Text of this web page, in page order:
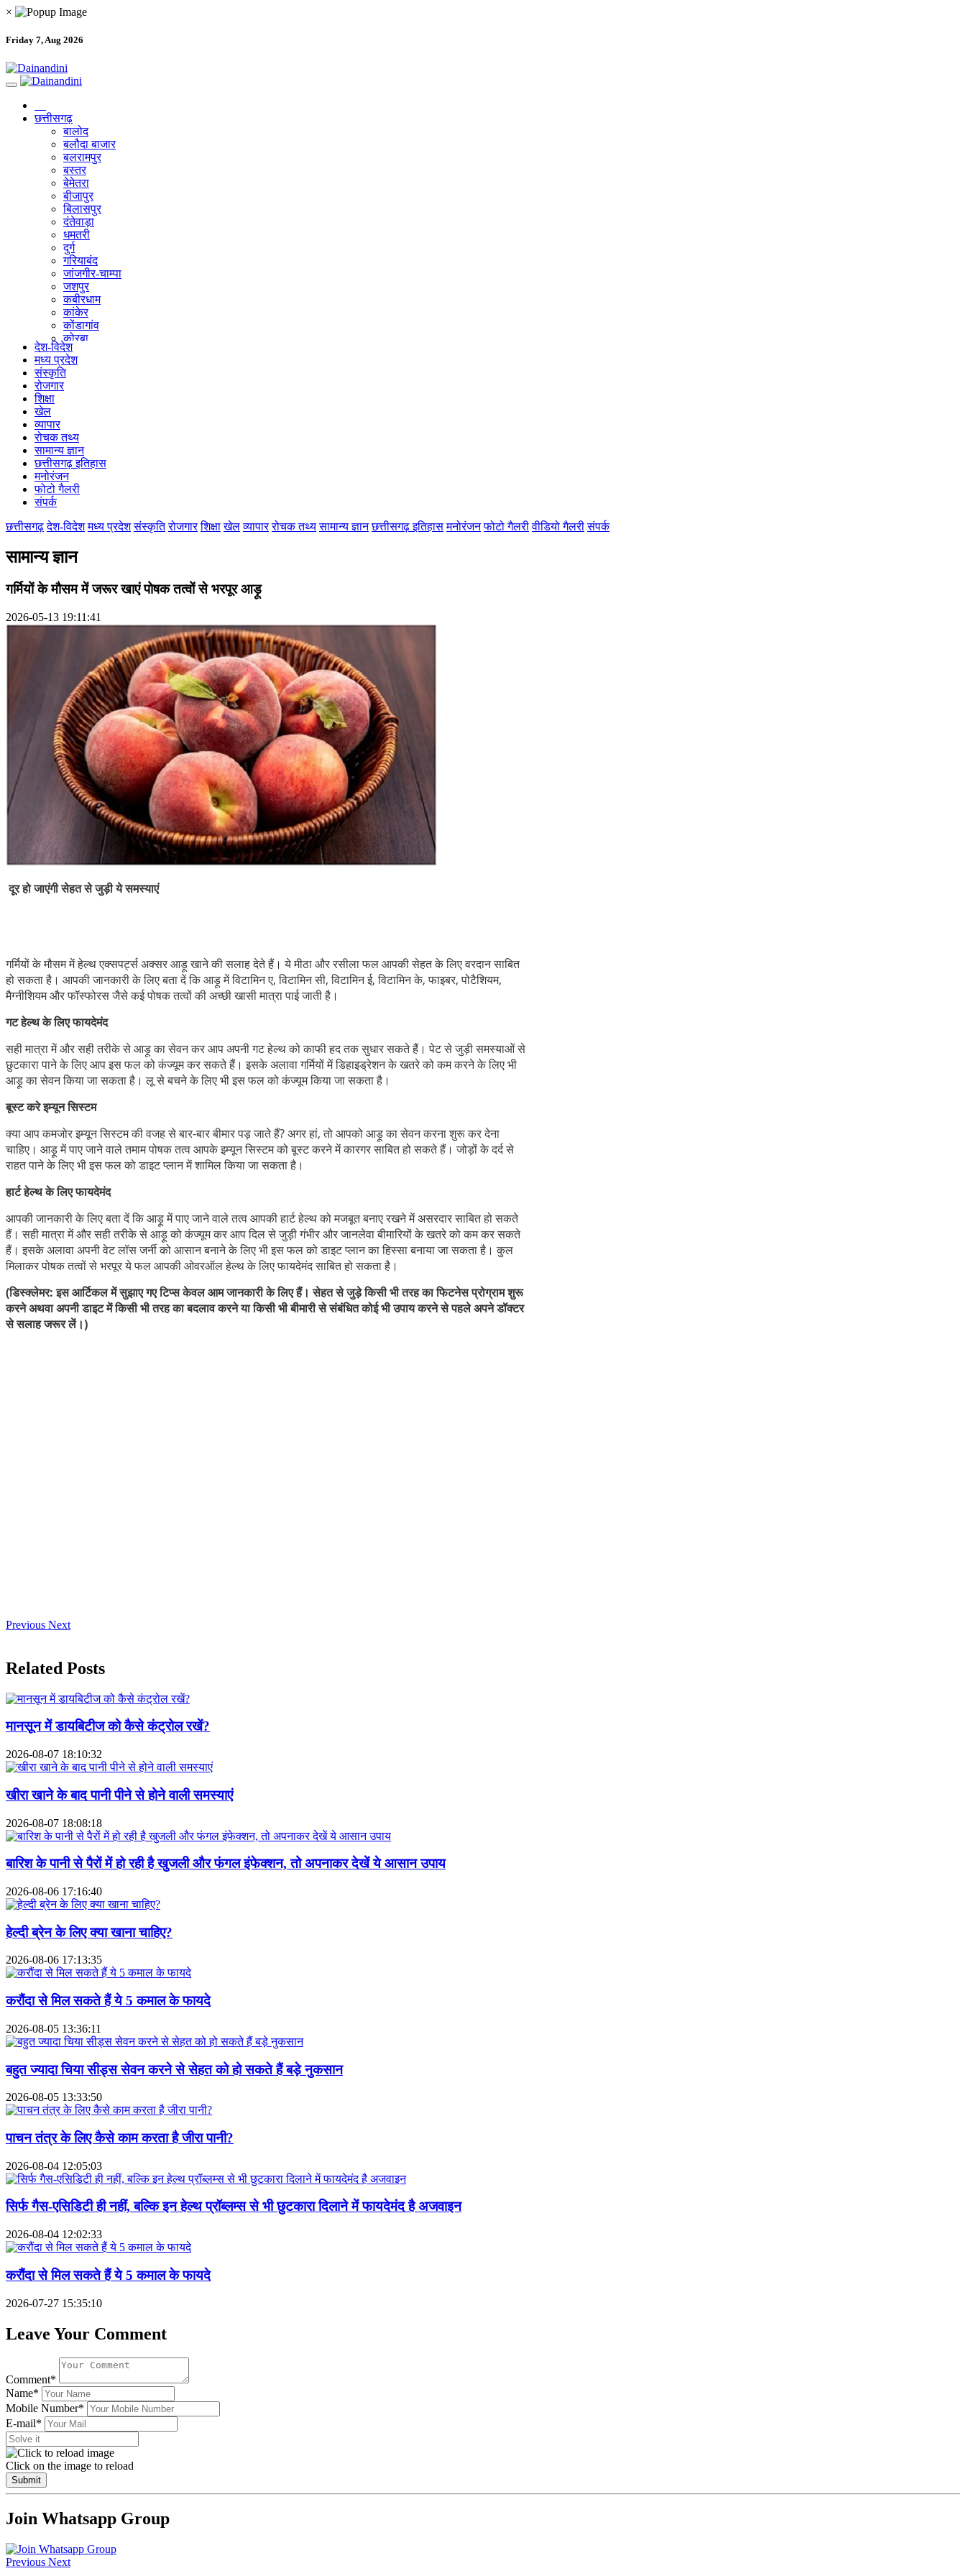
×
Friday 7, Aug 2026
छत्तीसगढ़
बालोद
बलौदा बाजार
बलरामपुर
बस्तर
बेमेतरा
बीजापुर
बिलासपुर
दंतेवाड़ा
धमतरी
दुर्ग
गरियाबंद
जांजगीर-चाम्पा
जशपुर
कबीरधाम
कांकेर
कोंडागांव
कोरबा
कोरिया
महासमुंद
मुंगेली
नारायणपुर
सुकमा
सूरजपुर
सरगुजा
गौरेला पेंड्रा मरवाही
खैरागढ़-छुईखदान-गंडई
सारंगढ़-बिलाईगढ़
मनेन्द्रगढ़ – चिरिमिरी – भरतपुर
देश-विदेश
मध्य प्रदेश
संस्कृति
रोजगार
शिक्षा
खेल
व्यापार
रोचक तथ्य
सामान्य ज्ञान
छत्तीसगढ़ इतिहास
मनोरंजन
फोटो गैलरी
संपर्क
छत्तीसगढ़ देश-विदेश मध्य प्रदेश संस्कृति रोजगार शिक्षा खेल व्यापार रोचक तथ्य सामान्य ज्ञान छत्तीसगढ़ इतिहास मनोरंजन फोटो गैलरी वीडियो गैलरी संपर्क
सामान्य ज्ञान
गर्मियों के मौसम में जरूर खाएं पोषक तत्वों से भरपूर आड़ू
2026-05-13 19:11:41
दूर हो जाएंगी सेहत से जुड़ी ये समस्याएं
गर्मियों के मौसम में हेल्थ एक्सपर्ट्स अक्सर आड़ू खाने की सलाह देते हैं। ये मीठा और रसीला फल आपकी सेहत के लिए वरदान साबित
हो सकता है। आपकी जानकारी के लिए बता दें कि आड़ू में विटामिन ए, विटामिन सी, विटामिन ई, विटामिन के, फाइबर, पोटैशियम,
मैग्नीशियम और फॉस्फोरस जैसे कई पोषक तत्वों की अच्छी खासी मात्रा पाई जाती है।
गट हेल्थ के लिए फायदेमंद
सही मात्रा में और सही तरीके से आड़ू का सेवन कर आप अपनी गट हेल्थ को काफी हद तक सुधार सकते हैं। पेट से जुड़ी समस्याओं से
छुटकारा पाने के लिए आप इस फल को कंज्यूम कर सकते हैं। इसके अलावा गर्मियों में डिहाइड्रेशन के खतरे को कम करने के लिए भी
आड़ू का सेवन किया जा सकता है। लू से बचने के लिए भी इस फल को कंज्यूम किया जा सकता है।
बूस्ट करे इम्यून सिस्टम
क्या आप कमजोर इम्यून सिस्टम की वजह से बार-बार बीमार पड़ जाते हैं? अगर हां, तो आपको आड़ू का सेवन करना शुरू कर देना
चाहिए। आड़ू में पाए जाने वाले तमाम पोषक तत्व आपके इम्यून सिस्टम को बूस्ट करने में कारगर साबित हो सकते हैं। जोड़ों के दर्द से
राहत पाने के लिए भी इस फल को डाइट प्लान में शामिल किया जा सकता है।
हार्ट हेल्थ के लिए फायदेमंद
आपकी जानकारी के लिए बता दें कि आड़ू में पाए जाने वाले तत्व आपकी हार्ट हेल्थ को मजबूत बनाए रखने में असरदार साबित हो सकते
हैं। सही मात्रा में और सही तरीके से आड़ू को कंज्यूम कर आप दिल से जुड़ी गंभीर और जानलेवा बीमारियों के खतरे को कम कर सकते
हैं। इसके अलावा अपनी वेट लॉस जर्नी को आसान बनाने के लिए भी इस फल को डाइट प्लान का हिस्सा बनाया जा सकता है। कुल
मिलाकर पोषक तत्वों से भरपूर ये फल आपकी ओवरऑल हेल्थ के लिए फायदेमंद साबित हो सकता है।
(डिस्क्लेमर: इस आर्टिकल में सुझाए गए टिप्स केवल आम जानकारी के लिए हैं। सेहत से जुड़े किसी भी तरह का फिटनेस प्रोग्राम शुरू
करने अथवा अपनी डाइट में किसी भी तरह का बदलाव करने या किसी भी बीमारी से संबंधित कोई भी उपाय करने से पहले अपने डॉक्टर
से सलाह जरूर लें।)
Previous Next
Related Posts
मानसून में डायबिटीज को कैसे कंट्रोल रखें?
2026-08-07 18:10:32
खीरा खाने के बाद पानी पीने से होने वाली समस्याएं
2026-08-07 18:08:18
बारिश के पानी से पैरों में हो रही है खुजली और फंगल इंफेक्शन, तो अपनाकर देखें ये आसान उपाय
2026-08-06 17:16:40
हेल्दी ब्रेन के लिए क्या खाना चाहिए?
2026-08-06 17:13:35
करौंदा से मिल सकते हैं ये 5 कमाल के फायदे
2026-08-05 13:36:11
बहुत ज्यादा चिया सीड्स सेवन करने से सेहत को हो सकते हैं बड़े नुकसान
2026-08-05 13:33:50
पाचन तंत्र के लिए कैसे काम करता है जीरा पानी?
2026-08-04 12:05:03
सिर्फ गैस-एसिडिटी ही नहीं, बल्कि इन हेल्थ प्रॉब्लम्स से भी छुटकारा दिलाने में फायदेमंद है अजवाइन
2026-08-04 12:02:33
करौंदा से मिल सकते हैं ये 5 कमाल के फायदे
2026-07-27 15:35:10
Leave Your Comment
Comment*
Name*
Mobile Number*
E-mail*
Click on the image to reload
Submit
Join Whatsapp Group
Previous Next